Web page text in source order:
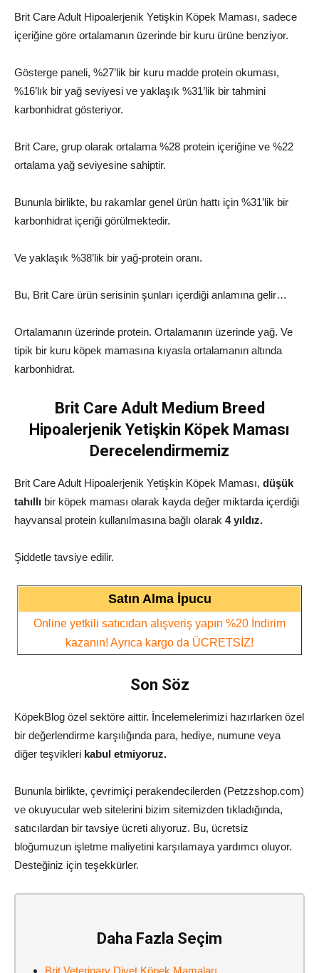
Brit Care Adult Hipoalerjenik Yetişkin Köpek Maması, sadece
içeriğine göre ortalamanın üzerinde bir kuru ürüne benziyor.
Gösterge paneli, %27’lik bir kuru madde protein okuması,
%16’lık bir yağ seviyesi ve yaklaşık %31’lik bir tahmini
karbonhidrat gösteriyor.
Brit Care, grup olarak ortalama %28 protein içeriğine ve %22
ortalama yağ seviyesine sahiptir.
Bununla birlikte, bu rakamlar genel ürün hattı için %31’lik bir
karbonhidrat içeriği görülmektedir.
Ve yaklaşık %38’lik bir yağ-protein oranı.
Bu, Brit Care ürün serisinin şunları içerdiği anlamına gelir…
Ortalamanın üzerinde protein. Ortalamanın üzerinde yağ. Ve
tipik bir kuru köpek mamasına kıyasla ortalamanın altında
karbonhidrat.
Brit Care Adult Medium Breed
Hipoalerjenik Yetişkin Köpek Maması
Derecelendirmemiz
Brit Care Adult Hipoalerjenik Yetişkin Köpek Maması, düşük
tahıllı bir köpek maması olarak kayda değer miktarda içerdiği
hayvansal protein kullanılmasına bağlı olarak 4 yıldız.
Şiddetle tavsiye edilir.
Satın Alma İpucu
Online yetkili satıcıdan alışveriş yapın %20 İndirim
kazanın! Ayrıca kargo da ÜCRETSİZ!
Son Söz
KöpekBlog özel sektöre aittir. İncelemelerimizi hazırlarken özel
bir değerlendirme karşılığında para, hediye, numune veya
diğer teşvikleri kabul etmiyoruz.
Bununla birlikte, çevrimiçi perakendecilerden (Petzzshop.com)
ve okuyucular web sitelerini bizim sitemizden tıkladığında,
satıcılardan bir tavsiye ücreti alıyoruz. Bu, ücretsiz
bloğumuzun işletme maliyetini karşılamaya yardımcı oluyor.
Desteğiniz için teşekkürler.
Daha Fazla Seçim
Brit Veterinary Diyet Köpek Mamaları